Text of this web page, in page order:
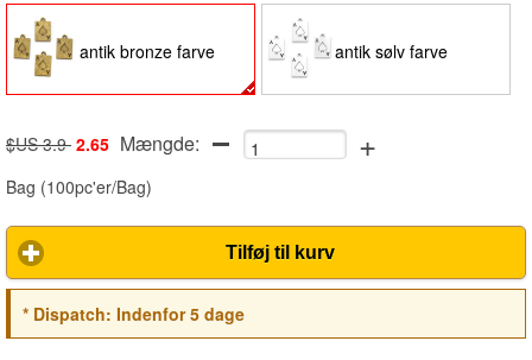
antik bronze farve antik sølv farve
$US 3.9 2.65 Mængde: +
Bag (100pc'er/Bag)
Tilføj til kurv
*Dispatch: Indenfor 5 dage